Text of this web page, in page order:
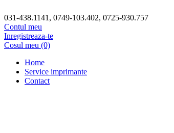
031-438.1141, 0749-103.402, 0725-930.757
Contul meu
Inregistreaza-te
Cosul meu (0)
Home
Service imprimante
Contact